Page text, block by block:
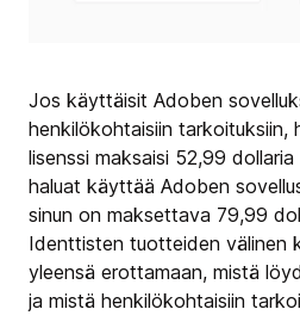
Jos käyttäisit Adoben
henkilökohtaisiin tarkoituksiin,
lisenssi maksaisi 52,99
haluat käyttää Adoben
sinun on maksettava 79,99
Identtisten tuotteiden välinen
yleensä erottamaan, mistä
ja mistä henkilökohtaisiin